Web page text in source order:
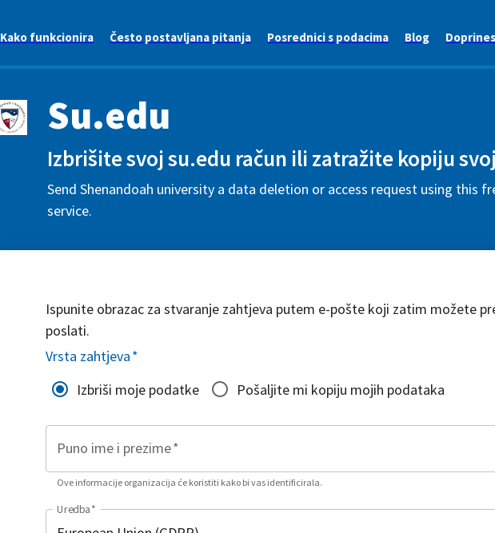
Kako funkcionira Često postavljana pitanja Posrednici s podacima Blog
Su.edu
Izbrišite svoj su.edu račun ili zatražite kopiju
Send Shenandoah university a data deletion or access request using this
service.
Ispunite obrazac za stvaranje zahtjeva putem e-pošte koji zatim možete
poslati.
Vrsta zahtjeva*
Izbriši moje podatke
Pošaljite mi kopiju mojih podataka
Puno ime i prezime*
Ove informacije organizacija će koristiti kako bi vas identificirala.
Uredba*